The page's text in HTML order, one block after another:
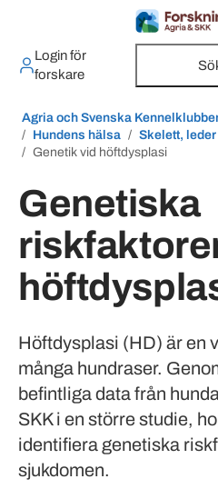
Login för
forskare
Agria och Svenska
Hundens hälsa
Skelett,
Genetik vid höftdysplasi
Genetiska
Höftdysplasi (HD) är en
många hundraser.
befintliga data från
SKK i en större studie,
identifiera genetiska
sjukdomen.